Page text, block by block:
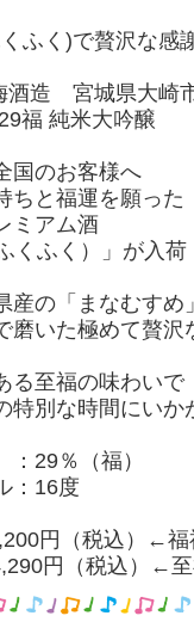
くふく)で贅沢な感
造 宮城県大崎
福 純米大吟醸
国のお客様へ
ちと福運を願った
ミアム酒
くふく）」が入荷
産の「まなむすめ
磨いた極めて贅沢
る至福の味わいで
特別な時間にいか
29％（福）
：16度
円（税込）←福
円（税込）←至